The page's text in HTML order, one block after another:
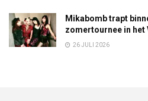
Mikabomb trapt
zomertournee in
26 JULI 2026